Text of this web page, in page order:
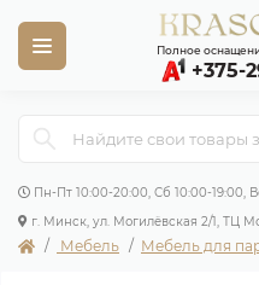
+375-
Полное
Пн-Пт 10:00-20:00, Сб 10:00-19:00,
г. Минск, ул. Могилёвская 2/1, ТЦ
Мебель Мебель для